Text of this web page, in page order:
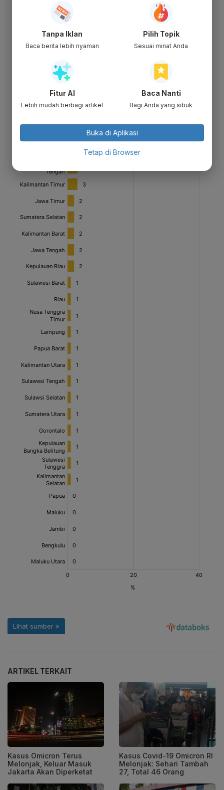
ARTIKEL TERKAIT
Kasus Omicron Terus
Melonjak, Keluar Masuk
Jakarta Akan Diperketat
Kasus Covid-19 Omicron RI
Melonjak: Sehari Tambah
27, Total 46 Orang
Tanpa Iklan
Baca berita lebih nyaman
Pilih Topik
Sesuai minat Anda
Fitur AI
Lebih mudah berbagi artikel
Baca Nanti
Bagi Anda yang sibuk
Buka di Aplikasi
Tetap di Browser